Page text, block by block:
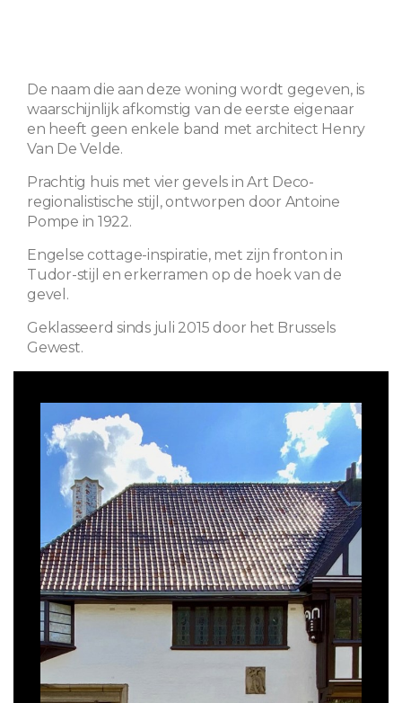
De naam die aan deze woning wordt gegeven, is
waarschijnlijk afkomstig van de eerste eigenaar
en heeft geen enkele band met architect Henry
Van De Velde.
Prachtig huis met vier gevels in Art Deco-
regionalistische stijl, ontworpen door Antoine
Pompe in 1922.
Engelse cottage-inspiratie, met zijn fronton in
Tudor-stijl en erkerramen op de hoek van de
gevel.
Geklasseerd sinds juli 2015 door het Brussels
Gewest.